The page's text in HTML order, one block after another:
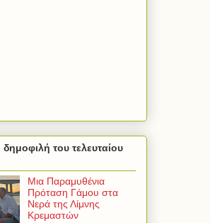
του τελευταίου
Μια Παραμυθένια
Πρόταση Γάμου στα
Νερά της Λίμνης
Κρεμαστών